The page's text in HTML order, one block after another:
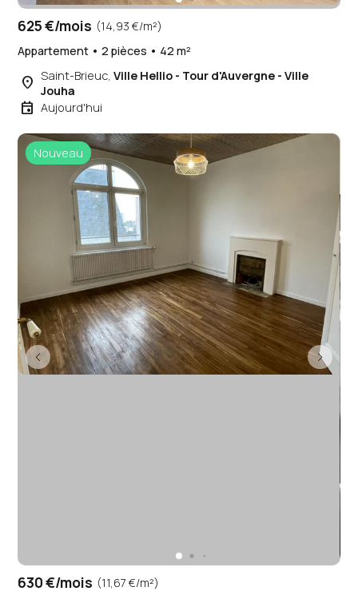
625 €/mois (14,93 €/m²)
Appartement • 2 pièces • 42 m²
place Saint-Brieuc,Ville Hellio - Tour d'Auvergne - Ville
Jouha
event Aujourd'hui
Nouveau
630 €/mois (11,67 €/m²)